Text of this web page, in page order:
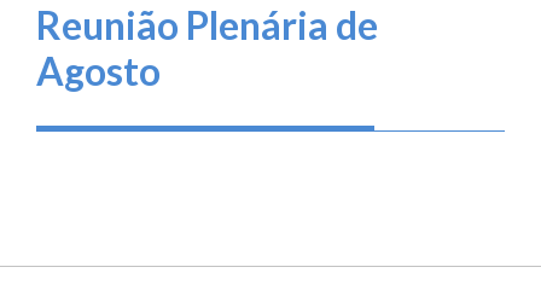
Reunião Plenária de
Agosto